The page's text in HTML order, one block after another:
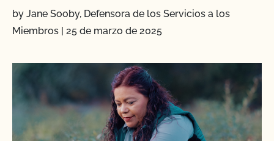
by Jane Sooby, Defensora de los Servicios a los
Miembros | 25 de marzo de 2025